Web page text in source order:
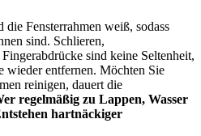
Fensterrahmen weiß, sodass
sind. Schlieren,
sind keine Seltenheit,
wieder entfernen. Möchten Sie
reinigen, dauert die
regelmäßig zu Lappen, Wasser
hartnäckiger